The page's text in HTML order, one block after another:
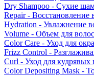
Dry Shampoo - Сухие
Repair - Восстановление
Hydration - Увлажнение
Volume - Объем для волос
Color Care - Уход для
Frizz Control -
Curl - Уход для кудрявых
Color Depositing Mask -